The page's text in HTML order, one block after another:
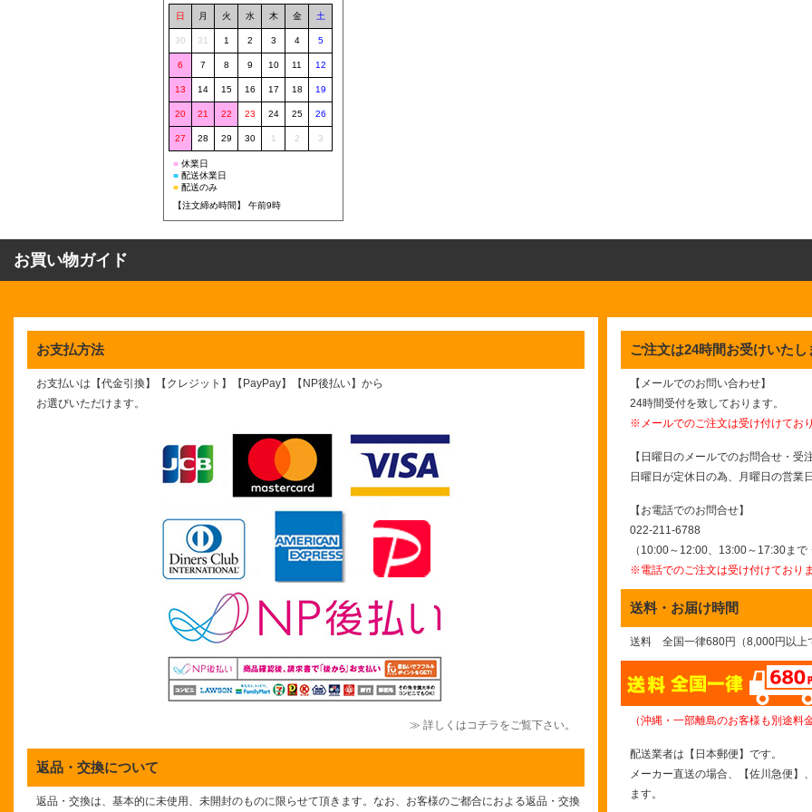
日 月 火 水 木 金 土
30 31 1 2 3 4 5
6 7 8 9 10 11 12
13 14 15 16 17 18 19
20 21 22 23 24 25 26
27 28 29 30 1 2 3
■ 休業日
■ 配送休業日
■ 配送のみ
【注文締め時間】 午前9時
お買い物ガイド
お支払方法
お支払いは【代金引換】【クレジット】【PayPay】【NP後払い】 から
お選びいただけます。
≫ 詳しくはコチラをご覧下さい。
返品・交換について
返品・交換は、基本的に未使用、未開封のものに限らせて頂きます。なお、お客様のご都合におよる返品・交換
ご注文は24時間お受けいたし
【メールでのお問い合わせ】
24時間受付を致しております。
※メールでのご注文は受け付けてお
【日曜日のメールでのお問合せ・受
日曜日が定休日の為、月曜日の営業
【お電話でのお問合せ】
022-211-6788
（10:00～12:00、13:00～17:30ま
※電話でのご注文は受け付けており
送料・お届け時間
送料 全国一律680円（8,000円以上
（沖縄・一部離島のお客様も別途料
配送業者は【日本郵便】です。
メーカー直送の場合、【佐川急便】
ます。